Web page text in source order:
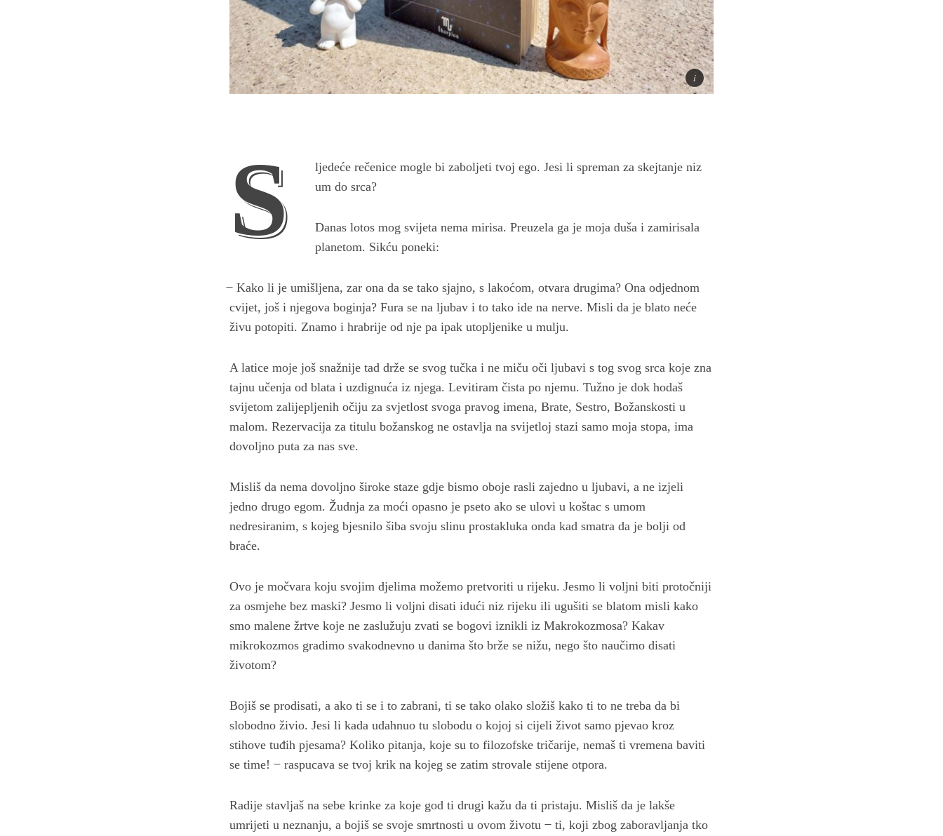
S
ljedeće rečenice mogle bi zaboljeti tvoj ego. Jesi li spreman za skejtanje niz
um do srca?
Danas lotos mog svijeta nema mirisa. Preuzela ga je moja duša i zamirisala
planetom. Sikću poneki:
̶ Kako li je umišljena, zar ona da se tako sjajno, s lakoćom, otvara drugima? Ona odjednom
cvijet, još i njegova boginja? Fura se na ljubav i to tako ide na nerve. Misli da je blato neće
živu potopiti. Znamo i hrabrije od nje pa ipak utopljenike u mulju.
A latice moje još snažnije tad drže se svog tučka i ne miču oči ljubavi s tog svog srca koje zna
tajnu učenja od blata i uzdignuća iz njega. Levitiram čista po njemu. Tužno je dok hodaš
svijetom zalijepljenih očiju za svjetlost svoga pravog imena, Brate, Sestro, Božanskosti u
malom. Rezervacija za titulu božanskog ne ostavlja na svijetloj stazi samo moja stopa, ima
dovoljno puta za nas sve.
Misliš da nema dovoljno široke staze gdje bismo oboje rasli zajedno u ljubavi, a ne izjeli
jedno drugo egom. Žudnja za moći opasno je pseto ako se ulovi u koštac s umom
nedresiranim, s kojeg bjesnilo šiba svoju slinu prostakluka onda kad smatra da je bolji od
braće.
Ovo je močvara koju svojim djelima možemo pretvoriti u rijeku. Jesmo li voljni biti protočniji
za osmjehe bez maski? Jesmo li voljni disati idući niz rijeku ili ugušiti se blatom misli kako
smo malene žrtve koje ne zaslužuju zvati se bogovi iznikli iz Makrokozmosa? Kakav
mikrokozmos gradimo svakodnevno u danima što brže se nižu, nego što naučimo disati
životom?
Bojiš se prodisati, a ako ti se i to zabrani, ti se tako olako složiš kako ti to ne treba da bi
slobodno živio. Jesi li kada udahnuo tu slobodu o kojoj si cijeli život samo pjevao kroz
stihove tuđih pjesama? Koliko pitanja, koje su to filozofske tričarije, nemaš ti vremena baviti
se time! ̶ raspucava se tvoj krik na kojeg se zatim strovale stijene otpora.
Radije stavljaš na sebe krinke za koje god ti drugi kažu da ti pristaju. Misliš da je lakše
umrijeti u neznanju, a bojiš se svoje smrtnosti u ovom životu ̶ ti, koji zbog zaboravljanja tko